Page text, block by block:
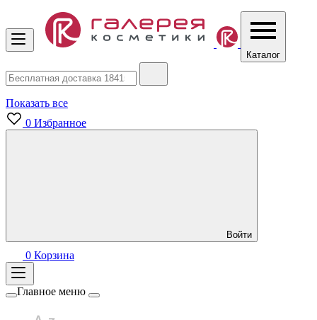
Каталог
Показать все
0 Избранное
Войти
0 Корзина
Главное меню